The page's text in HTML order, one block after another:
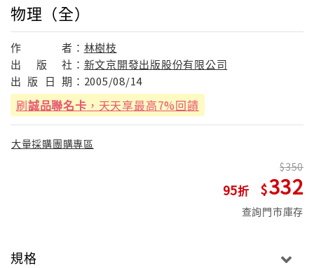
物理（全）
作 者： 林樹枝
出
版 社： 新文京開發出版股份有限公司
出 版 日 期： 2005/08/14
刷誠品聯名卡 ，天天享最高7%回饋
大量採購團購專區
95
350
332
查詢門市庫存
規格